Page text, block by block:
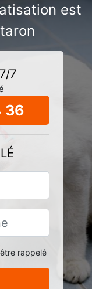
est
7
36
rappelé